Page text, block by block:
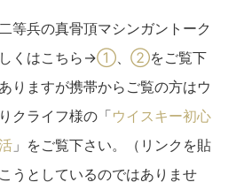
等兵の真骨頂マシンガントーク
くはこちら→① ②をご覧下
りますが携帯からご覧の方はウ
クライフ様の「ウイスキー初心
」をご覧下さい。（リンクを貼
うとしているのではありませ